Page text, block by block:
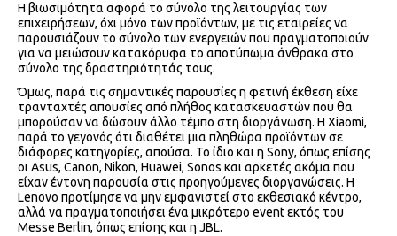
Η βιωσιμότητα αφορά το σύνολο της λειτουργίας των
επιχειρήσεων, όχι μόνο των προϊόντων, με τις εταιρείες να
παρουσιάζουν το σύνολο των ενεργειών που πραγματοποιούν
για να μειώσουν κατακόρυφα το αποτύπωμα άνθρακα στο
σύνολο της δραστηριότητάς τους.
Όμως, παρά τις σημαντικές παρουσίες η φετινή έκθεση είχε
τρανταχτές απουσίες από πλήθος κατασκευαστών που θα
μπορούσαν να δώσουν άλλο τέμπο στη διοργάνωση. Η Xiaomi,
παρά το γεγονός ότι διαθέτει μια πληθώρα προϊόντων σε
διάφορες κατηγορίες, απούσα. Το ίδιο και η Sony, όπως επίσης
οι Asus, Canon, Nikon, Huawei, Sonos και αρκετές ακόμα που
είχαν έντονη παρουσία στις προηγούμενες διοργανώσεις. Η
Lenovo προτίμησε να μην εμφανιστεί στο εκθεσιακό κέντρο,
αλλά να πραγματοποιήσει ένα μικρότερο event εκτός του
Messe Berlin, όπως επίσης και η JBL.